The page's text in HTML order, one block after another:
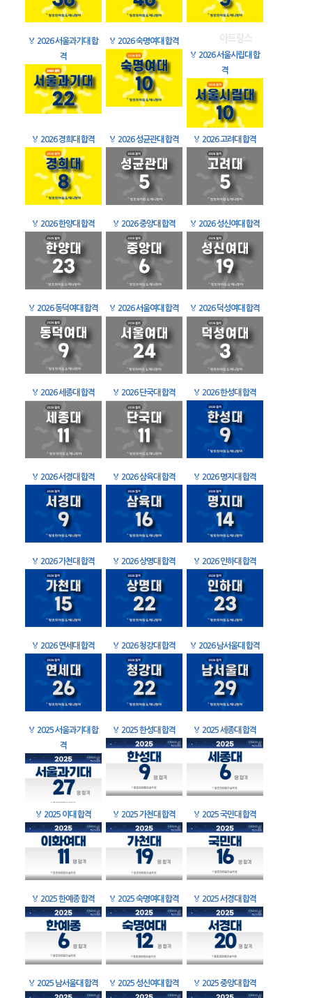
🏅 2026 서울과기대 합
격
🏅 2026 숙명여대 합격
🏅 2026 서울시립대 합
격
🏅 2026 경희대 합격 🏅 2026 성균관대 합격 🏅 2026 고려대 합격
🏅 2026 한양대 합격 🏅 2026 중앙대 합격 🏅 2026 성신여대 합격
🏅 2026 동덕여대 합격 🏅 2026 서울여대 합격 🏅 2026 덕성여대 합격
🏅 2026 세종대 합격 🏅 2026 단국대 합격 🏅 2026 한성대 합격
🏅 2026 서경대 합격 🏅 2026 삼육대 합격 🏅 2026 명지대 합격
🏅 2026 가천대 합격 🏅 2026 상명대 합격 🏅 2026 인하대 합격
🏅 2026 연세대 합격 🏅 2026 청강대 합격 🏅 2026 남서울대 합격
🏅 2025 서울과기대 합
격
🏅 2025 한성대 합격 🏅 2025 세종대 합격
🏅 2025 이대 합격 🏅 2025 가천대 합격 🏅 2025 국민대 합격
🏅 2025 한예종 합격 🏅 2025 숙명여대 합격 🏅 2025 서경대 합격
🏅 2025 남서울대 합격 🏅 2025 성신여대 합격 🏅 2025 중앙대 합격